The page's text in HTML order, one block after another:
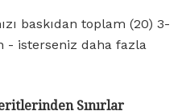
baskıdan toplam (20) 3-
- isterseniz daha fazla
Sınırlar